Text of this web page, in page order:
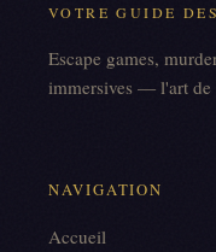
VOTRE GUIDE
Escape games,
immersives — l'art de
NAVIGATION
Accueil